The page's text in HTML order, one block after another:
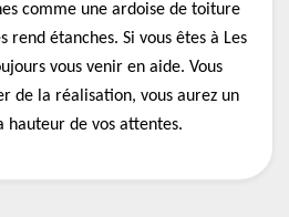
comme une ardoise de toiture
étanches. Si vous êtes à Les
vous venir en aide. Vous
de la réalisation, vous aurez un
hauteur de vos attentes.